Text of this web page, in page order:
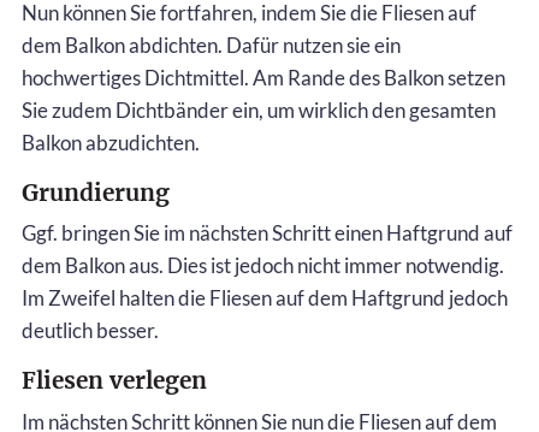
Nun können Sie fortfahren, indem Sie die Fliesen auf
dem Balkon abdichten. Dafür nutzen sie ein
hochwertiges Dichtmittel. Am Rande des Balkon setzen
Sie zudem Dichtbänder ein, um wirklich den gesamten
Balkon abzudichten.
Grundierung
Ggf. bringen Sie im nächsten Schritt einen Haftgrund auf
dem Balkon aus. Dies ist jedoch nicht immer notwendig.
Im Zweifel halten die Fliesen auf dem Haftgrund jedoch
deutlich besser.
Fliesen verlegen
Im nächsten Schritt können Sie nun die Fliesen auf dem